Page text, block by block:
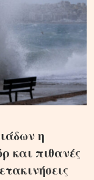
η
και πιθανές